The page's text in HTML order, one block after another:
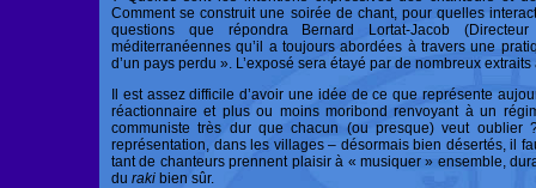
Comment se construit une soirée de chant, pour quelles
questions que répondra Bernard Lortat-Jacob
méditerranéennes qu’il a toujours abordées à travers une
d’un pays perdu ». L’exposé sera étayé par de nombreux
Il est assez difficile d’avoir une idée de ce que représente
réactionnaire et plus ou moins moribond renvoyant à un
communiste très dur que chacun (ou presque) veut oublier
représentation, dans les villages – désormais bien désertés, il
tant de chanteurs prennent plaisir à « musiquer » ensemble,
du raki bien sûr.